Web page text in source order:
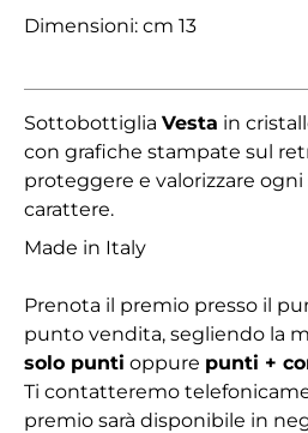
Dimensioni: cm 13
Sottobottiglia Vesta in
con grafiche stampate sul
proteggere e valorizzare
carattere.
Made in Italy
Prenota il premio presso il
punto vendita, segliendo la
solo punti oppure punti +
Ti contatteremo
premio sarà disponibile in